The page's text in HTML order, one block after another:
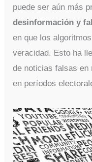
puede ser aún más
desinformación y
en que los
veracidad. Esto ha
de noticias falsas en
en períodos